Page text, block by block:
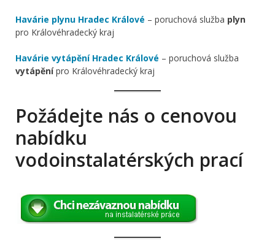
Havárie plynu Hradec Králové – poruchová služba plyn
pro Královéhradecký kraj
Havárie vytápění Hradec Králové – poruchová služba
vytápěnípro Královéhradecký kraj
Požádejte nás o cenovou
nabídku
vodoinstalatérských prací